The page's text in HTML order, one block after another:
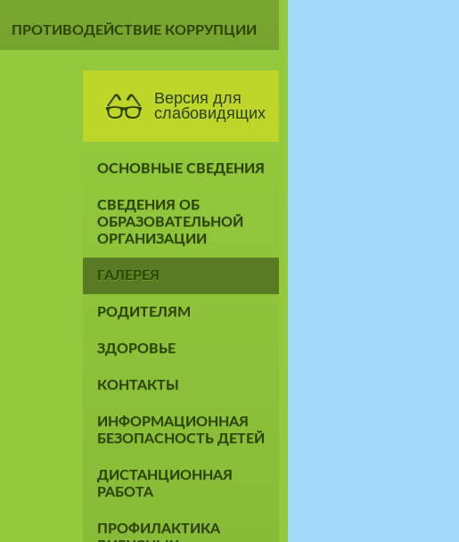
ПРОТИВОДЕЙСТВИЕ КОРРУПЦИИ
Версия для
слабовидящих
ОСНОВНЫЕ СВЕДЕНИЯ
СВЕДЕНИЯ ОБ
ОБРАЗОВАТЕЛЬНОЙ
ОРГАНИЗАЦИИ
ГАЛЕРЕЯ
РОДИТЕЛЯМ
ЗДОРОВЬЕ
КОНТАКТЫ
ИНФОРМАЦИОННАЯ
БЕЗОПАСНОСТЬ ДЕТЕЙ
ДИСТАНЦИОННАЯ
РАБОТА
ПРОФИЛАКТИКА